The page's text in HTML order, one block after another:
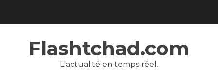
Flashtchad.com
L'actualité en temps réel.